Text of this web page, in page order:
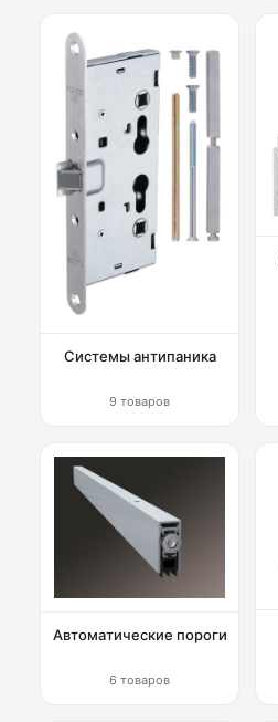
Системы антипаника
9 товаров
Автоматические пороги
6 товаров